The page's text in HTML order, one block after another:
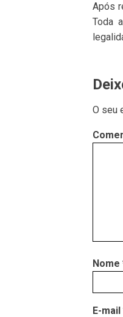
Após
Toda
O seu
Nome
E-mail